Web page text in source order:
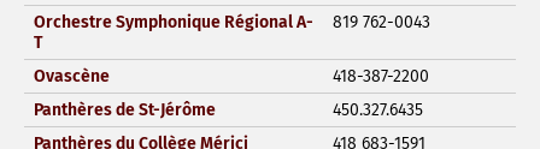
Orchestre Symphonique Régional A-
T
819 762-0043
Ovascène
418-387-2200
Panthères de St-Jérôme
450.327.6435
Panthères du Collège Mérici
418 683-1591